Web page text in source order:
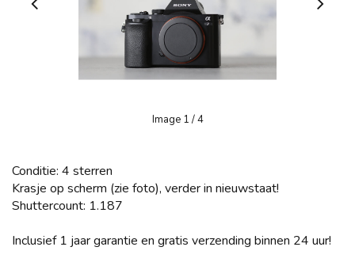
Image 1 / 4
Conditie: 4 sterren
Krasje op scherm (zie foto), verder in nieuwstaat!
Shuttercount: 1.187
Inclusief 1 jaar garantie en gratis verzending binnen 24 uur!